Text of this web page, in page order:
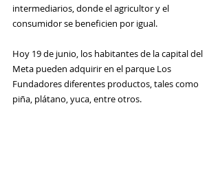
intermediarios, donde el agricultor y el
consumidor se beneficien por igual.
Hoy 19 de junio, los habitantes de la capital del
Meta pueden adquirir en el parque Los
Fundadores diferentes productos, tales como
piña, plátano, yuca, entre otros.